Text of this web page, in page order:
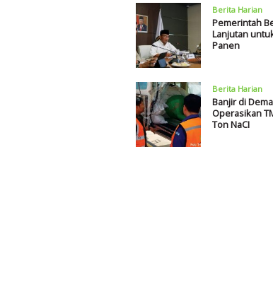
Berita Harian
Pemerintah
Lanjutan
Panen
Berita Harian
Banjir di
Operasikan
Ton NaCI